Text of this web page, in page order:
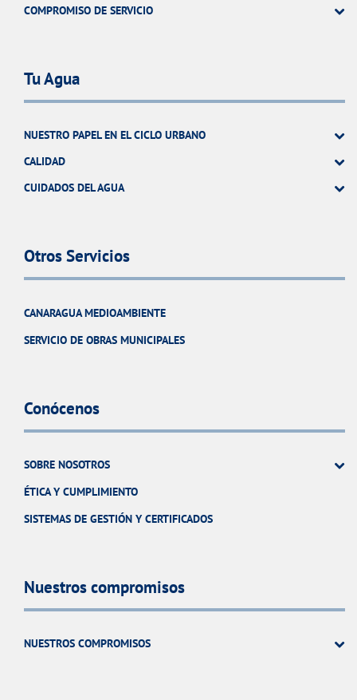
COMPROMISO DE SERVICIO
Tu Agua
NUESTRO PAPEL EN EL CICLO URBANO
CALIDAD
CUIDADOS DEL AGUA
Otros Servicios
CANARAGUA MEDIOAMBIENTE
SERVICIO DE OBRAS MUNICIPALES
Conócenos
SOBRE NOSOTROS
ÉTICA Y CUMPLIMIENTO
SISTEMAS DE GESTIÓN Y CERTIFICADOS
Nuestros compromisos
NUESTROS COMPROMISOS